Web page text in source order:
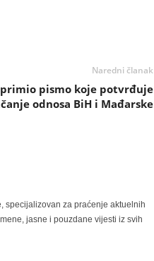
Naredni članak
pismo koje potvrđuje
odnosa BiH i Mađarske
specijalizovan za praćenje aktuelnih
jasne i pouzdane vijesti iz svih